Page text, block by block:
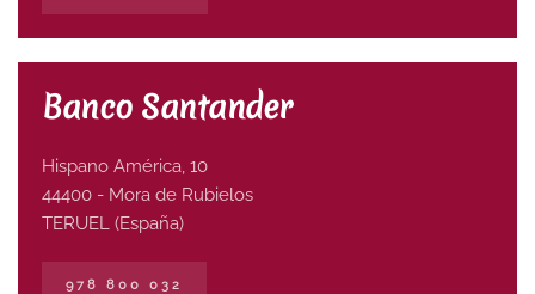
Banco Santander
Hispano América, 10
44400 - Mora de Rubielos
TERUEL (España)
978 800 032